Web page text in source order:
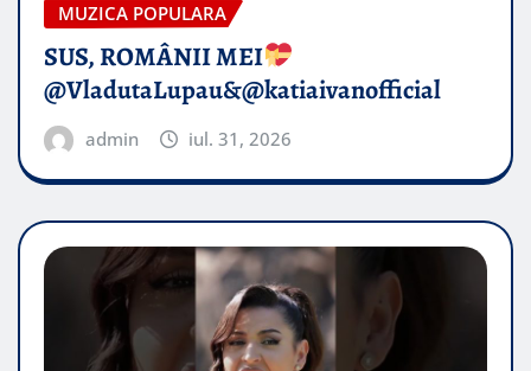
MUZICA POPULARA
SUS, ROMÂNII MEI
@VladutaLupau&@katiaivanofficial
admin iul. 31, 2026